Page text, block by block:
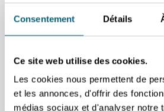
Consentement Détails
Ce site web utilise des cookies.
Les cookies nous permettent de
et les annonces, d'offrir des
médias sociaux et d'analyser notre
c/o Ambassade de Belgique
10671 Athènes
GREECE